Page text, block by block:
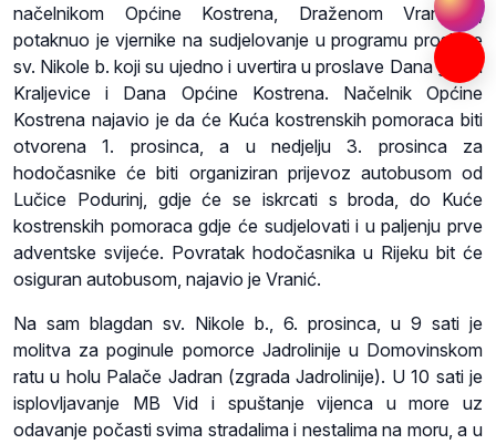
načelnikom Općine Kostrena, Draženom Vranićem,
potaknuo je vjernike na sudjelovanje u programu proslave
sv. Nikole b. koji su ujedno i uvertira u proslave Dana grada
Kraljevice i Dana Općine Kostrena. Načelnik Općine
Kostrena najavio je da će Kuća kostrenskih pomoraca biti
otvorena 1. prosinca, a u nedjelju 3. prosinca za
hodočasnike će biti organiziran prijevoz autobusom od
Lučice Podurinj, gdje će se iskrcati s broda, do Kuće
kostrenskih pomoraca gdje će sudjelovati i u paljenju prve
adventske svijeće. Povratak hodočasnika u Rijeku bit će
osiguran autobusom, najavio je Vranić.
Na sam blagdan sv. Nikole b., 6. prosinca, u 9 sati je
molitva za poginule pomorce Jadrolinije u Domovinskom
ratu u holu Palače Jadran (zgrada Jadrolinije). U 10 sati je
isplovljavanje MB Vid i spuštanje vijenca u more uz
odavanje počasti svima stradalima i nestalima na moru, a u